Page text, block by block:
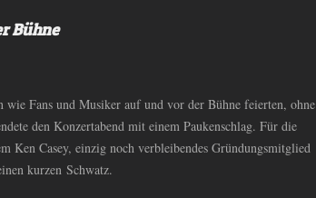
Bühne
Fans und Musiker auf und vor der Bühne feierten, ohne
den Konzertabend mit einem Paukenschlag. Für die
Ken Casey, einzig noch verbleibendes Gründungsmitglied
kurzen Schwatz.